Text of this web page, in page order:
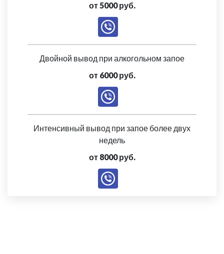
от 5000 руб.
Двойной вывод при алкогольном запое
от 6000 руб.
Интенсивный вывод при запое более двух
недель
от 8000 руб.